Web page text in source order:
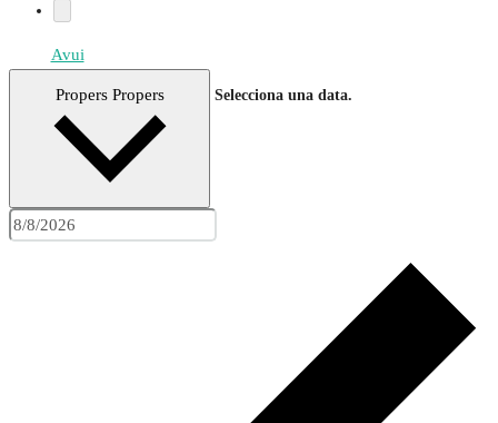
Avui
Propers Propers Selecciona una data.